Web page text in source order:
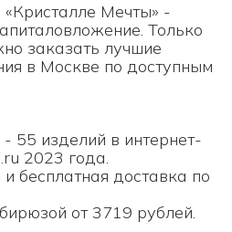
Мечты» -
Только
заказать лучшие
в Москве по доступным
55 изделий в интернет-
2023 года.
бесплатная доставка по
от 3719 рублей.